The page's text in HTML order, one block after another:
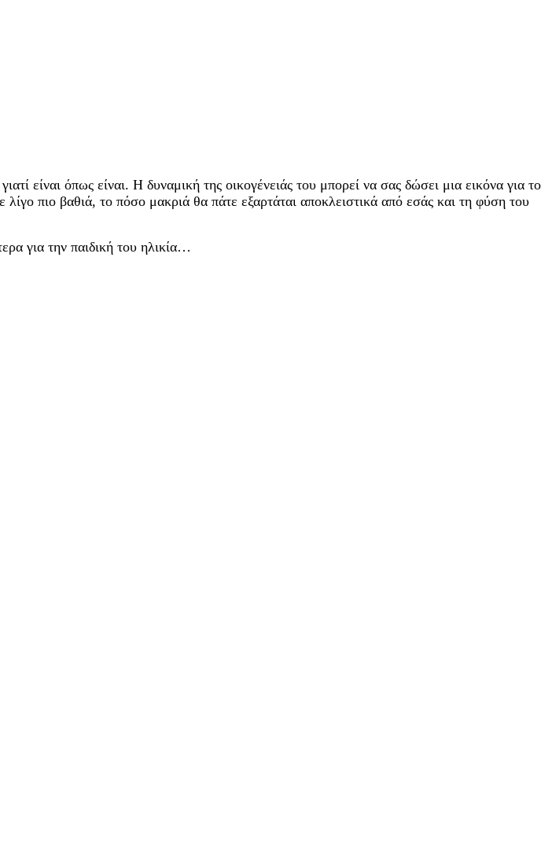
είναι όπως είναι. Η δυναμική της οικογένειάς του μπορεί να σας δώσει μια εικόνα για το
λίγο πιο βαθιά, το πόσο μακριά θα πάτε εξαρτάται αποκλειστικά από εσάς και τη φύση του
για την παιδική του ηλικία…